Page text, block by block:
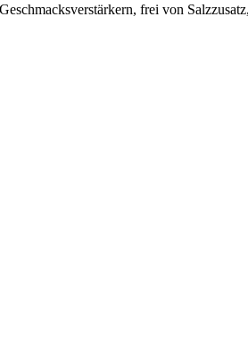
frei von